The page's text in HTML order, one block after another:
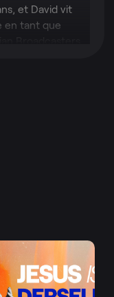
et David vit
en tant que